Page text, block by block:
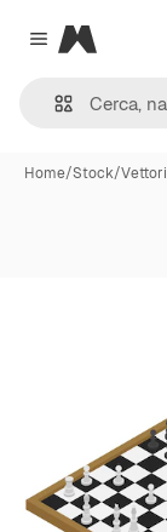
Close menu
Magnific
Home/Stock/Vettori